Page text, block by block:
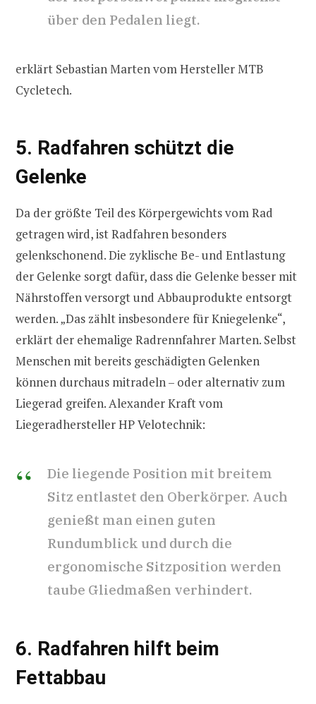
über den Pedalen liegt.
erklärt Sebastian Marten vom Hersteller MTB
Cycletech.
5. Radfahren schützt die
Gelenke
Da der größte Teil des Körpergewichts vom Rad
getragen wird, ist Radfahren besonders
gelenkschonend. Die zyklische Be- und Entlastung
der Gelenke sorgt dafür, dass die Gelenke besser mit
Nährstoffen versorgt und Abbauprodukte entsorgt
werden. „Das zählt insbesondere für Kniegelenke“,
erklärt der ehemalige Radrennfahrer Marten. Selbst
Menschen mit bereits geschädigten Gelenken
können durchaus mitradeln – oder alternativ zum
Liegerad greifen. Alexander Kraft vom
Liegeradhersteller HP Velotechnik:
Die liegende Position mit breitem
Sitz entlastet den Oberkörper. Auch
genießt man einen guten
Rundumblick und durch die
ergonomische Sitzposition werden
taube Gliedmaßen verhindert.
6. Radfahren hilft beim
Fettabbau